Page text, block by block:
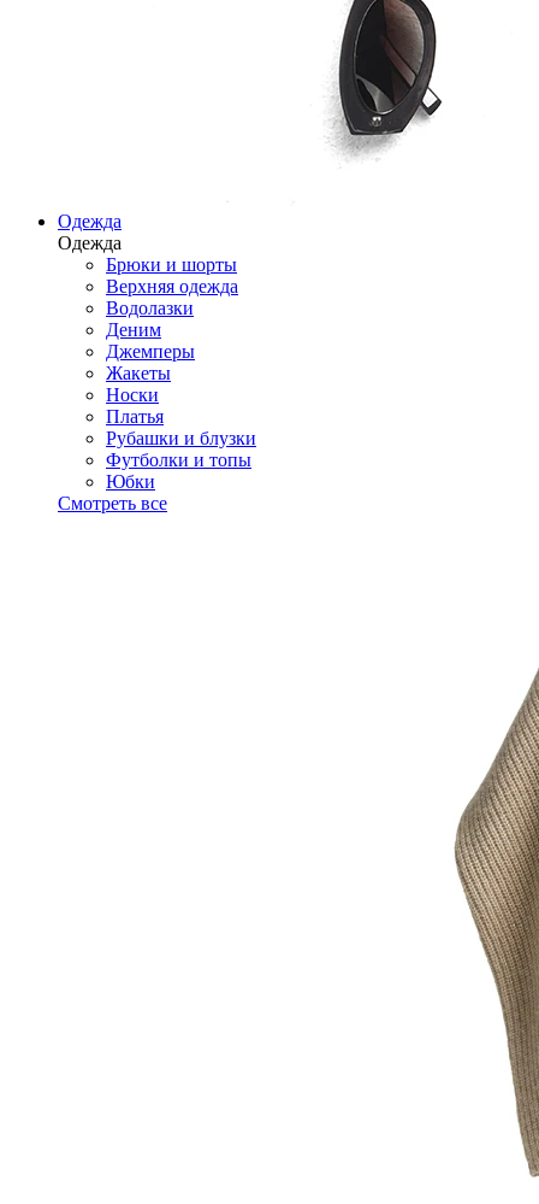
Одежда
Одежда
Брюки и шорты
Верхняя одежда
Водолазки
Деним
Джемперы
Жакеты
Носки
Платья
Рубашки и блузки
Футболки и топы
Юбки
Смотреть все